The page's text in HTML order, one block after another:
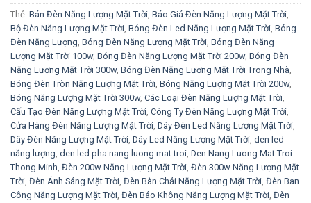
Thẻ: Bán Đèn Năng Lượng Mặt Trời, Báo Giá Đèn Năng Lượng Mặt Trời,
Bộ Đèn Năng Lượng Mặt Trời, Bóng Đèn Led Năng Lượng Mặt Trời, Bóng
Đèn Năng Lượng, Bóng Đèn Năng Lượng Mặt Trời, Bóng Đèn Năng
Lượng Mặt Trời 100w, Bóng Đèn Năng Lượng Mặt Trời 200w, Bóng Đèn
Năng Lượng Mặt Trời 300w, Bóng Đèn Năng Lượng Mặt Trời Trong Nhà,
Bóng Đèn Tròn Năng Lượng Mặt Trời, Bóng Năng Lượng Mặt Trời 200w,
Bóng Năng Lượng Mặt Trời 300w, Các Loại Đèn Năng Lượng Mặt Trời,
Cấu Tạo Đèn Năng Lượng Mặt Trời, Công Ty Đèn Năng Lượng Mặt Trời,
Cửa Hàng Đèn Năng Lượng Mặt Trời, Dây Đèn Led Năng Lượng Mặt Trời,
Dây Đèn Năng Lượng Mặt Trời, Dây Led Năng Lượng Mặt Trời, den led
năng lượng, den led pha nang luong mat troi, Den Nang Luong Mat Troi
Thong Minh, Đèn 200w Năng Lượng Mặt Trời, Đèn 300w Năng Lượng Mặt
Trời, Đèn Ánh Sáng Mặt Trời, Đèn Bàn Chải Năng Lượng Mặt Trời, Đèn Ban
Công Năng Lượng Mặt Trời, Đèn Báo Không Năng Lượng Mặt Trời, Đèn